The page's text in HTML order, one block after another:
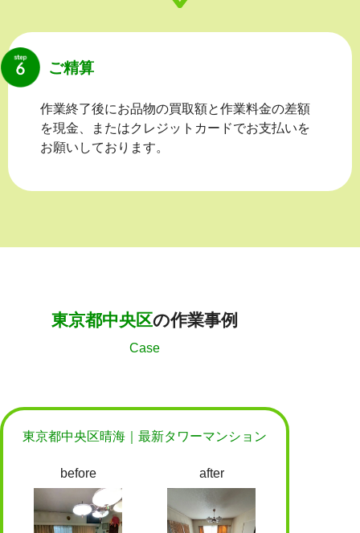
ご精算
作業終了後にお品物の買取額と作業料金の差額
を現金、またはクレジットカードでお支払いを
お願いしております。
東京都中央区の作業事例
Case
東京都中央区晴海｜最新タワーマンション
before after